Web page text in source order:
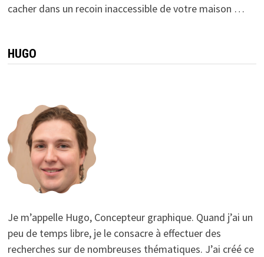
cacher dans un recoin inaccessible de votre maison …
HUGO
Je m’appelle Hugo, Concepteur graphique. Quand j’ai un
peu de temps libre, je le consacre à effectuer des
recherches sur de nombreuses thématiques. J’ai créé ce